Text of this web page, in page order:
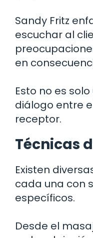
Sandy Fritz
escuchar al
en
Esto no es
diálogo entre
receptor.
Técnicas
Existen
cada una con
específicos.
Desde el